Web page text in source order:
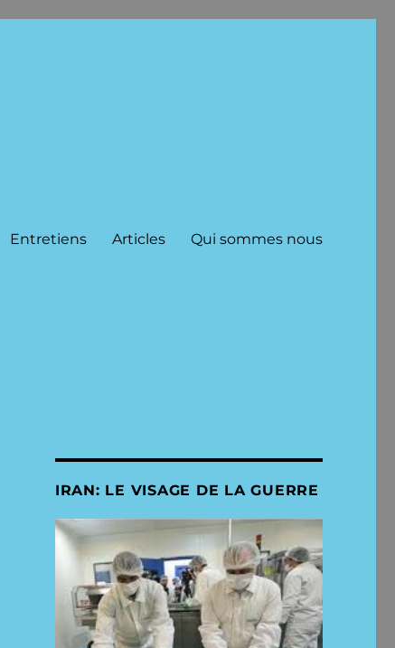
Entretiens Articles Qui sommes nous
IRAN: LE VISAGE DE LA GUERRE